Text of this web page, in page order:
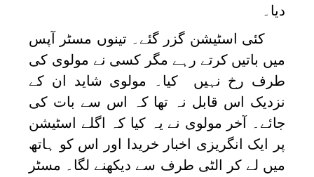
دیا۔
کئی اسٹیشن گزر گئے۔ تینوں مسٹر آپس
میں باتیں کرتے رہے مگر کسی نے مولوی کی
طرف رخ نہیں کیا۔ مولوی شاید ان کے
نزدیک اس قابل نہ تھا کہ اس سے بات کی
جائے۔ آخر مولوی نے یہ کیا کہ اگلے اسٹیشن
پر ایک انگریزی اخبار خریدا اور اس کو ہاتھ
میں لے کر الٹی طرف سے دیکھنے لگا۔ مسٹر